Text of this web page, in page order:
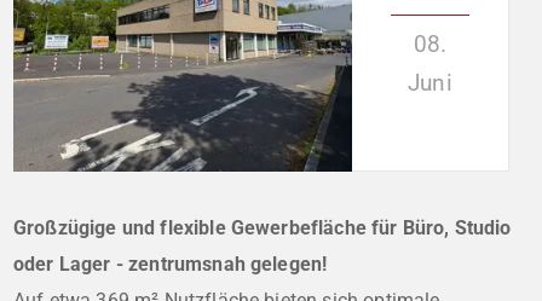
08.
Juni
Großzügige und flexible Gewerbefläche für Büro, Studio
oder Lager - zentrumsnah gelegen!